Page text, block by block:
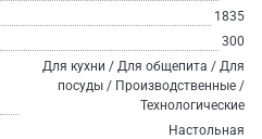
1835
300
Для кухни / Для общепита / Для
посуды / Производственные /
Технологические
Настольная